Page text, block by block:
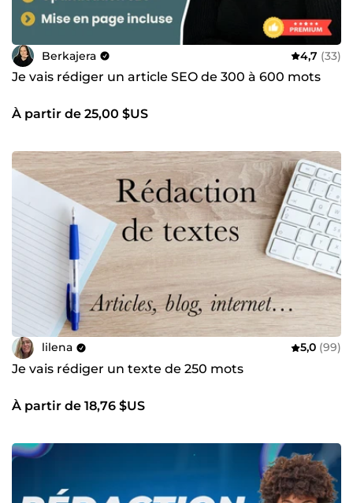
Berkajera 4,7 (33)
Je vais rédiger un article SEO de 300 à 600 mots
À partir de 25,00 $US
lilena 5,0 (99)
Je vais rédiger un texte de 250 mots
À partir de 18,76 $US